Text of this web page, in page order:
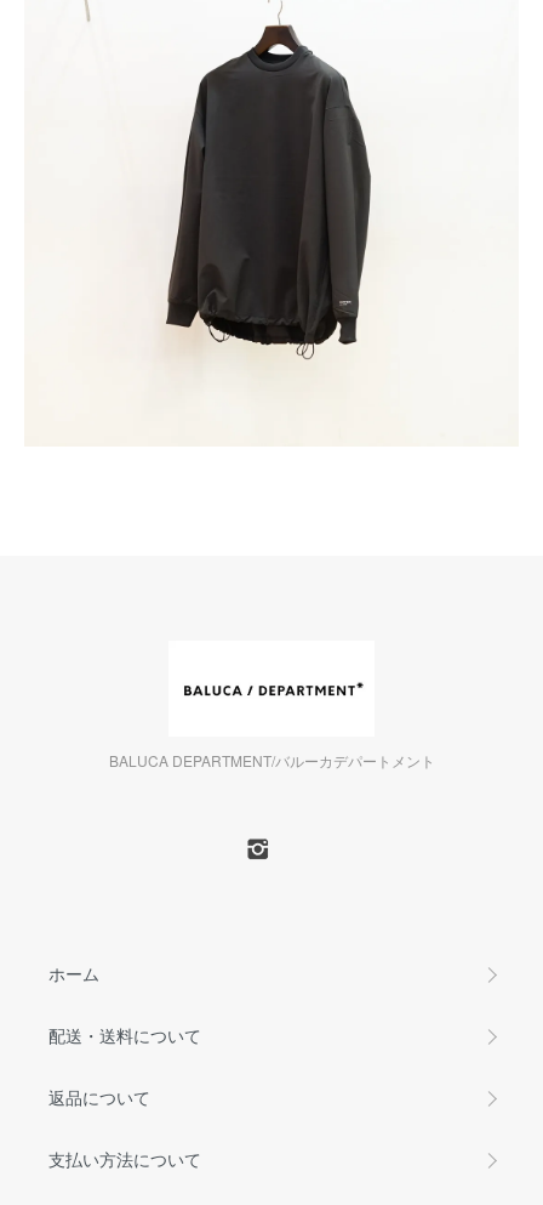
BALUCA DEPARTMENT/バルーカデパートメント
ホーム
配送・送料について
返品について
支払い方法について